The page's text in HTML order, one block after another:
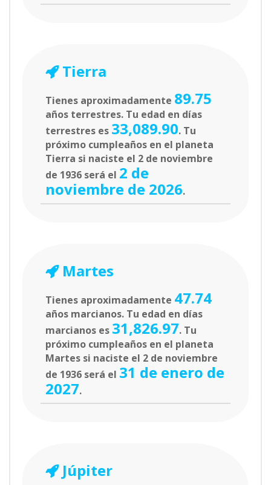
Tierra
Tienes aproximadamente 89.75
años terrestres. Tu edad en días
terrestres es 33,089.90. Tu
próximo cumpleaños en el planeta
Tierra si naciste el 2 de noviembre
de 1936 será el 2 de
noviembre de 2026.
Martes
Tienes aproximadamente 47.74
años marcianos. Tu edad en días
marcianos es 31,826.97. Tu
próximo cumpleaños en el planeta
Martes si naciste el 2 de noviembre
de 1936 será el 31 de enero de
2027.
Júpiter